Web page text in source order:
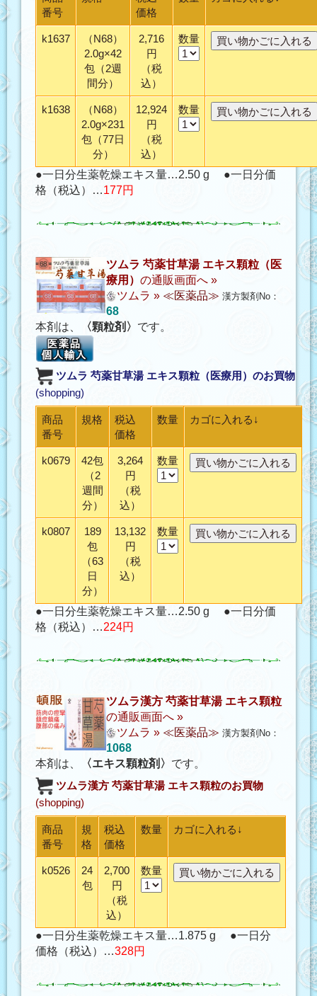
番号
価格
k1637
（N68）
2.0g×42
包（2週
間分）
2,716
円
（税
込）
数量
k1638
（N68）
2.0g×231
包（77日
分）
12,924
円
（税
込）
数量
●一日分生薬乾燥エキス量…2.50 g ●一日分価
格（税込）…177円
ツムラ 芍薬甘草湯 エキス顆粒（医
療用） の通販画面へ »
ツムラ » ≪医薬品≫ 漢方製剤No：
68
本剤は、
〈顆粒剤〉 です。
ツムラ 芍薬甘草湯 エキス顆粒（医療用） のお買物
(shopping)
商品
番号
規格
税込
価格
数量 カゴに入れる↓
k0679
42包
（2
週間
分）
3,264
円
（税
込）
数量
k0807
189
包
（63
日
分）
13,132
円
（税
込）
数量
●一日分生薬乾燥エキス量…2.50 g ●一日分価
格（税込）…224円
ツムラ漢方 芍薬甘草湯 エキス顆粒
の通販画面へ »
ツムラ » ≪医薬品≫ 漢方製剤No：
1068
本剤は、
〈エキス顆粒剤〉 です。
ツムラ漢方 芍薬甘草湯 エキス顆粒のお買物
(shopping)
商品
番号
規
格
税込
価格
数量 カゴに入れる↓
k0526
24
包
2,700
円
（税
込）
数量
●一日分生薬乾燥エキス量…1.875 g ●一日分
価格（税込）…328円